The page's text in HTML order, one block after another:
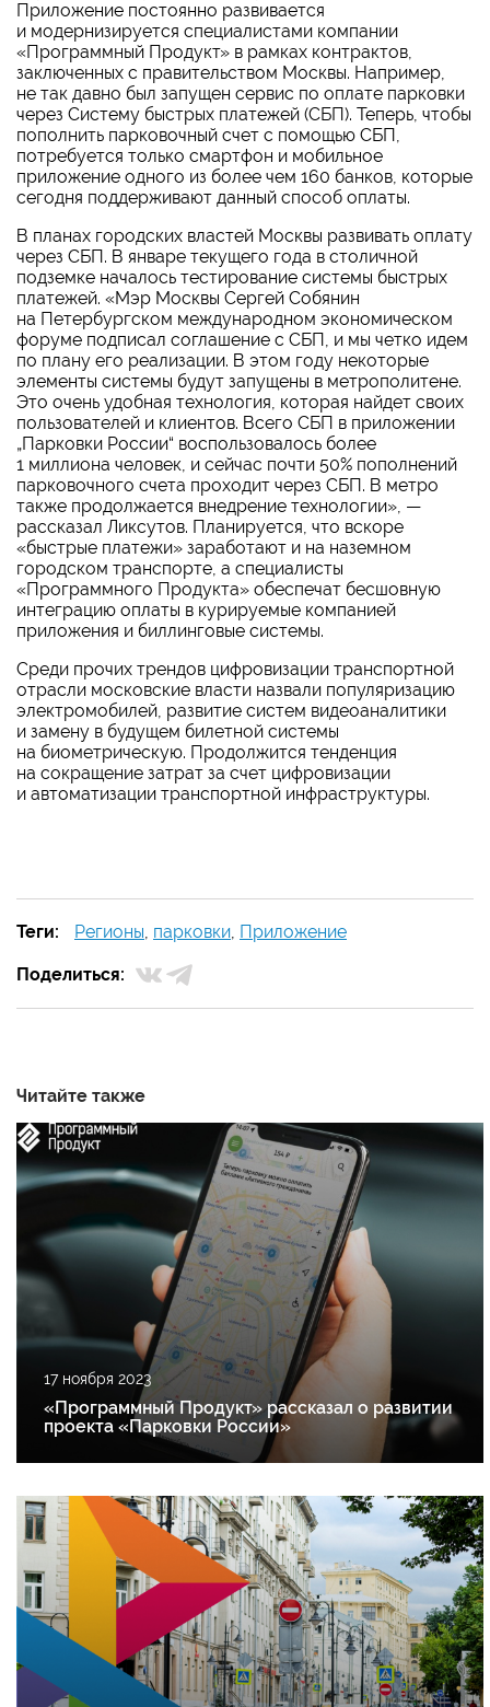
Приложение постоянно развивается
и модернизируется специалистами компании
«Программный Продукт» в рамках контрактов,
заключенных с правительством Москвы. Например,
не так давно был запущен сервис по оплате парковки
через Систему быстрых платежей (СБП). Теперь, чтобы
пополнить парковочный счет с помощью СБП,
потребуется только смартфон и мобильное
приложение одного из более чем 160 банков, которые
сегодня поддерживают данный способ оплаты.
В планах городских властей Москвы развивать оплату
через СБП. В январе текущего года в столичной
подземке началось тестирование системы быстрых
платежей. «Мэр Москвы Сергей Собянин
на Петербургском международном экономическом
форуме подписал соглашение с СБП, и мы четко идем
по плану его реализации. В этом году некоторые
элементы системы будут запущены в метрополитене.
Это очень удобная технология, которая найдет своих
пользователей и клиентов. Всего СБП в приложении
„Парковки России“ воспользовалось более
1 миллиона человек, и сейчас почти 50% пополнений
парковочного счета проходит через СБП. В метро
также продолжается внедрение технологии», —
рассказал Ликсутов. Планируется, что вскоре
«быстрые платежи» заработают и на наземном
городском транспорте, а специалисты
«Программного Продукта» обеспечат бесшовную
интеграцию оплаты в курируемые компанией
приложения и биллинговые системы.
Среди прочих трендов цифровизации транспортной
отрасли московские власти назвали популяризацию
электромобилей, развитие систем видеоаналитики
и замену в будущем билетной системы
на биометрическую. Продолжится тенденция
на сокращение затрат за счет цифровизации
и автоматизации транспортной инфраструктуры.
Теги: Регионы, парковки, Приложение
Поделиться:
Читайте также
17 ноября 2023
«Программный Продукт» рассказал о развитии
проекта «Парковки России»